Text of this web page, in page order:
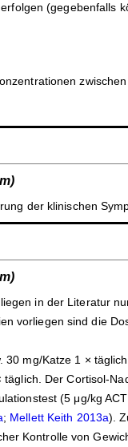
(gegebenfalls
der klinischen
in der Literatur
vorliegen sind die
mg/Katze 1 ×
Der Cortisol-
(5 μg/kg
; Mellett Keith 2013a).
Kontrolle von